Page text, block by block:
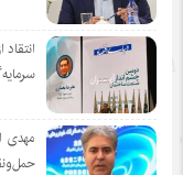
مهدی